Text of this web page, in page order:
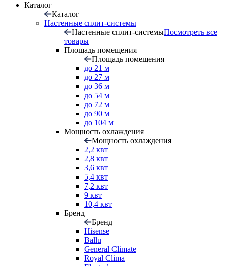
Каталог
Каталог
Настенные сплит-системы
Настенные сплит-системыПосмотреть все
товары
Площадь помещения
Площадь помещения
до 21 м
до 27 м
до 36 м
до 54 м
до 72 м
до 90 м
до 104 м
Мощность охлаждения
Мощность охлаждения
2,2 квт
2,8 квт
3,6 квт
5,4 квт
7,2 квт
9 квт
10,4 квт
Бренд
Бренд
Hisense
Ballu
General Climate
Royal Clima